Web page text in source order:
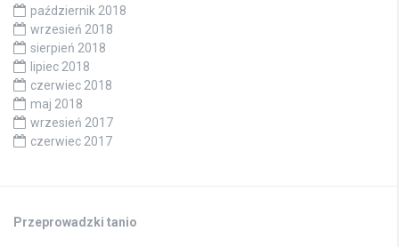
październik 2018
wrzesień 2018
sierpień 2018
lipiec 2018
czerwiec 2018
maj 2018
wrzesień 2017
czerwiec 2017
Przeprowadzki tanio